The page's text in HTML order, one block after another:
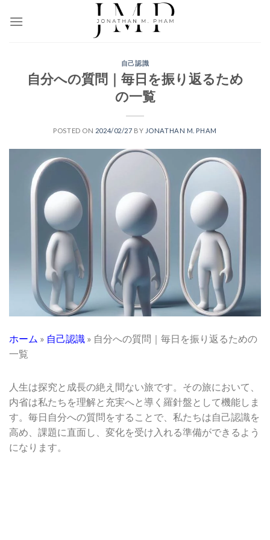
自己認識
自分への質問｜毎日を振り返るため
の一覧
POSTED ON 2024/02/27 BY JONATHAN M. PHAM
ホーム » 自己認識 » 自分への質問｜毎日を振り返るための
一覧
人生は探究と成長の絶え間ない旅です。その旅において、
内省は私たちを理解と充実へと導く羅針盤として機能しま
す。毎日自分への質問をすることで、私たちは自己認識を
高め、課題に直面し、変化を受け入れる準備ができるよう
になります。